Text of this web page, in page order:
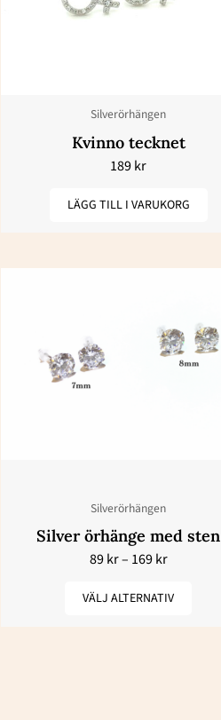
Silverörhängen
Kvinno tecknet
189kr
LÄGG TILL I VARUKORG
Silverörhängen
Silver örhänge med sten
89kr– 169kr
169 kr
VÄLJ ALTERNATIV
produkten
kan
väljas
på
produktsidan